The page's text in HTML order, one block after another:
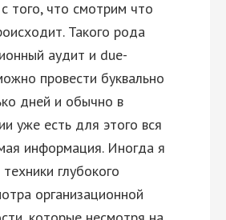
того, что смотрим что
Такого рода
аудит и due-
провести буквально
дней и обычно в
уже есть для этого вся
информация. Иногда я
глубокого
организационной